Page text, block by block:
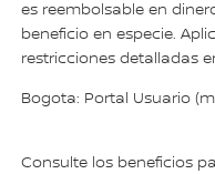
es reembolsable en
beneficio en especie.
restricciones detalladas
Bogota: Portal Usuario
Consulte los beneficios